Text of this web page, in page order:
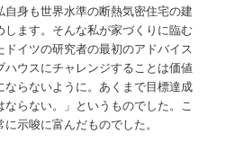
自身も世界水準の断熱気密住宅の建
ます。そんな私が家づくりに臨む
イツの研究者の最初のアドバイス
ウスにチャレンジすることは価値
らないように。あくまで目標達成
らない。」というものでした。こ
示唆に富んだものでした。